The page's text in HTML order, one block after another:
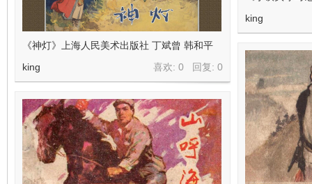
king
《神灯》上海人民美术出版社 丁斌曾 韩和平
喜欢: 0 回复: 0
king